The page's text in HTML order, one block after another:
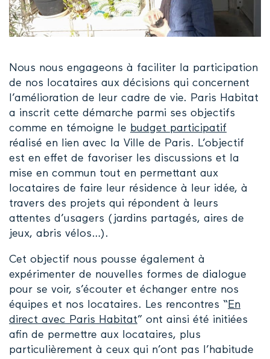
Nous nous engageons à faciliter la participation
de nos locataires aux décisions qui concernent
l’amélioration de leur cadre de vie. Paris Habitat
a inscrit cette démarche parmi ses objectifs
comme en témoigne le
budget participatif
réalisé en lien avec la Ville de Paris. L’objectif
est en effet de favoriser les discussions et la
mise en commun tout en permettant aux
locataires de faire leur résidence à leur idée, à
travers des projets qui répondent à leurs
attentes d’usagers (jardins partagés, aires de
jeux, abris vélos…).
Cet objectif nous pousse également à
expérimenter de nouvelles formes de dialogue
pour se voir, s’écouter et échanger entre nos
équipes et nos locataires. Les rencontres “En
direct avec Paris Habitat” ont ainsi été initiées
afin de permettre aux locataires, plus
particulièrement à ceux qui n’ont pas l’habitude